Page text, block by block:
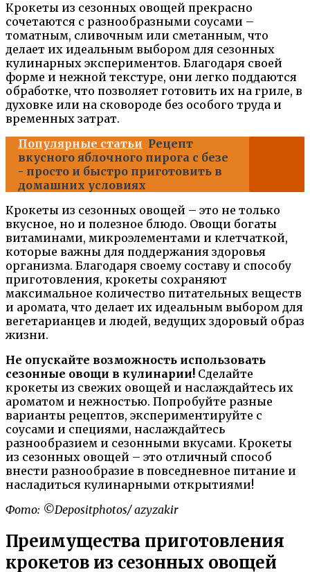
Крокеты из сезонных овощей прекрасно
сочетаются с разнообразными соусами –
томатным, сливочным или сметанным, что
делает их идеальным выбором для сезонных
кулинарных экспериментов. Благодаря своей
форме и нежной текстуре, они легко поддаются
обработке, что позволяет готовить их на гриле, в
духовке или на сковороде без особого труда и
временных затрат.
Популярные статьи Рецепт
вкусного яблочного пирога с безе
- просто и быстро приготовить в
домашних условиях
Крокеты из сезонных овощей – это не только
вкусное, но и полезное блюдо. Овощи богаты
витаминами, микроэлементами и клетчаткой,
которые важны для поддержания здоровья
организма. Благодаря своему составу и способу
приготовления, крокеты сохраняют
максимальное количество питательных веществ
и аромата, что делает их идеальным выбором для
вегетарианцев и людей, ведущих здоровый образ
жизни.
Не опускайте возможность использовать
сезонные овощи в кулинарии! Сделайте
крокеты из свежих овощей и наслаждайтесь их
ароматом и нежностью. Попробуйте разные
варианты рецептов, экспериментируйте с
соусами и специями, наслаждайтесь
разнообразием и сезонными вкусами. Крокеты
из сезонных овощей – это отличный способ
внести разнообразие в повседневное питание и
насладиться кулинарными открытиями!
Фото: ©Depositphotos/ azyzakir
Преимущества приготовления
крокетов из сезонных овощей